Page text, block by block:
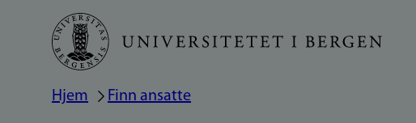
Hopp
hovedinnhold
Navigasjonssti
Hjem Finn ansatte